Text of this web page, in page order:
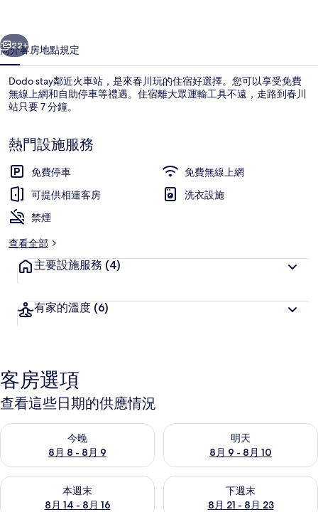
基本雙人房 | 筆電工作空間、免費無
個 下一個
22+
簡介客房地點規定
Dodo stay鄰近火車站，是來春川玩的住宿好選擇。您可以享受免費
無線上網和自助停車等禮遇。住宿離大眾運輸工具不遠，走路到春川
站只要 7 分鐘。
熱門設施服務
免費停車
免費無線上網
可提供相連客房
洗衣設施
禁煙
查看全部
主要設施服務 (4)
有家的溫度 (6)
客房選項
查看這些日期的供應情況
今晚
8月 8 - 8月 9
查看今晚 (8月 8 - 8月 9) 的供應情況
明天
8月 9 - 8月 10
查看明天 (8月 9 - 8月 10) 的供
本週末
8月 14 - 8月 16
查看本週末 (8月 14 - 8月 16) 的供應情況
下週末
8月 21 - 8月 23
查看下週末 (8月 21 - 8月 23)